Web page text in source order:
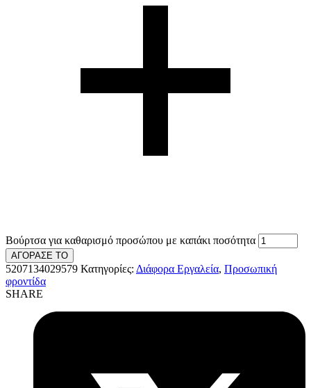
Βούρτσα για καθαρισμό προσώπου με καπάκι ποσότητα
ΑΓΟΡΑΣΕ ΤΟ
5207134029579 Κατηγορίες: Διάφορα Εργαλεία, Προσωπική
φροντίδα
SHARE